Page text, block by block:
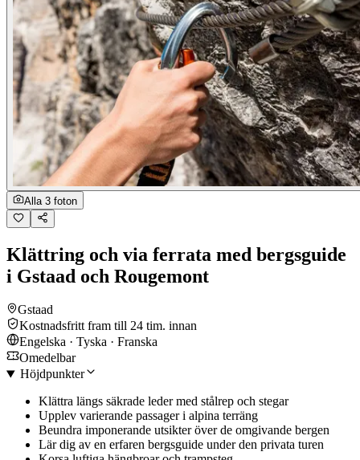
Alla 3 foton
Klättring och via ferrata med bergsguide
i Gstaad och Rougemont
Gstaad
Kostnadsfritt fram till 24 tim. innan
Engelska · Tyska · Franska
Omedelbar
Höjdpunkter
Klättra längs säkrade leder med stålrep och stegar
Upplev varierande passager i alpina terräng
Beundra imponerande utsikter över de omgivande bergen
Lär dig av en erfaren bergsguide under den privata turen